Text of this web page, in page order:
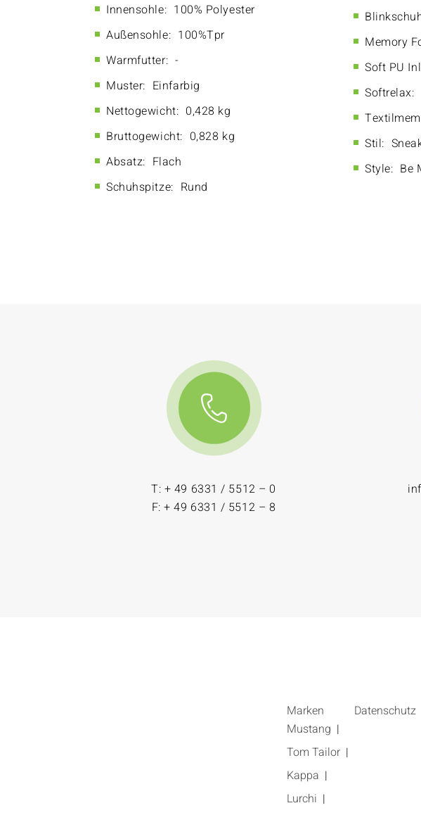
Innensohle: 100% Polyester
Außensohle: 100%Tpr
Warmfutter: -
Muster: Einfarbig
Nettogewicht: 0,428 kg
Bruttogewicht: 0,828 kg
Absatz: Flach
Schuhspitze: Rund
Memory
Soft PU
Softrelax:
Stil:
Style: Be
T: + 49 6331 / 5512 – 0
F: + 49 6331 / 5512 – 8
Marken
Mustang
Tom Tailor
Kappa
Lurchi
Datenschutz